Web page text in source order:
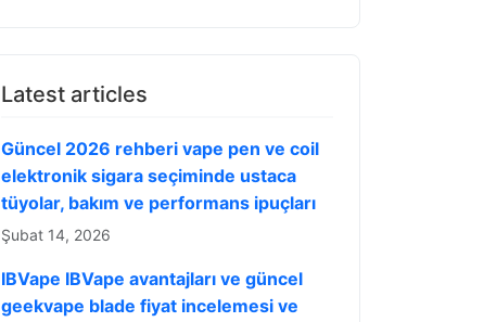
Latest articles
Güncel 2026 rehberi vape pen ve coil
elektronik sigara seçiminde ustaca
tüyolar, bakım ve performans ipuçları
Şubat 14, 2026
IBVape IBVape avantajları ve güncel
geekvape blade fiyat incelemesi ve